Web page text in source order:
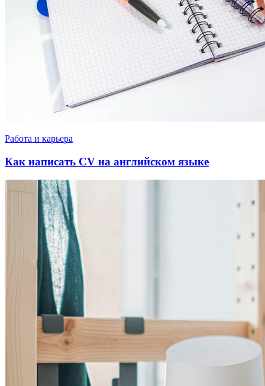
Работа и карьера
Как написать CV на английском языке